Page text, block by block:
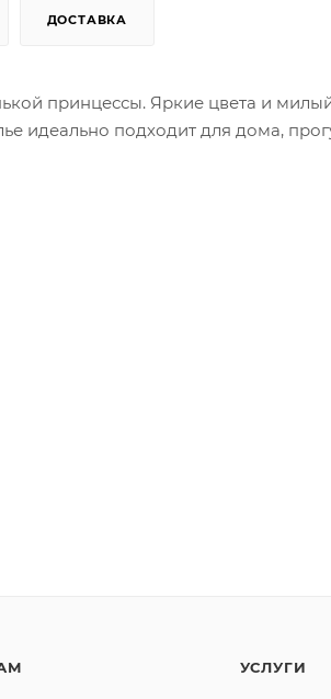
ДОСТАВКА
принцессы. Яркие цвета и
идеально подходит для дома,
УСЛУГИ